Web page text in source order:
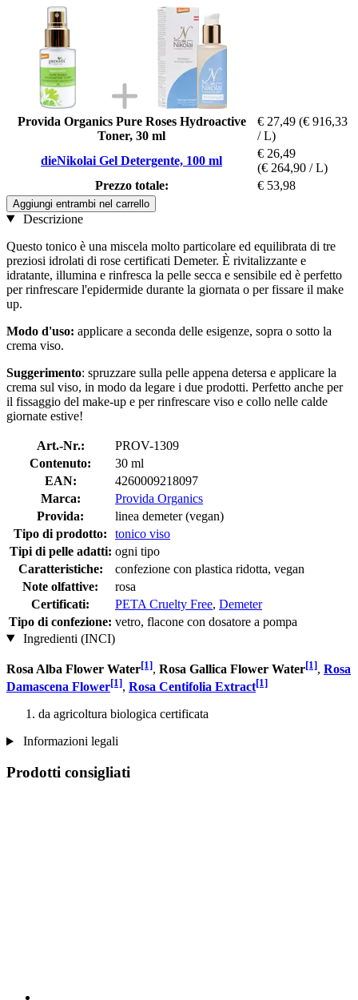
Provida Organics Pure Roses Hydroactive
Toner, 30 ml
€ 27,49 (€ 916,33
/ L)
dieNikolai Gel Detergente, 100 ml
€ 26,49
(€ 264,90 / L)
Prezzo totale:
€ 53,98
Aggiungi entrambi nel carrello
Descrizione
Questo tonico è una miscela molto particolare ed equilibrata di tre
preziosi idrolati di rose certificati Demeter. È rivitalizzante e
idratante, illumina e rinfresca la pelle secca e sensibile ed è perfetto
per rinfrescare l'epidermide durante la giornata o per fissare il make
up.
Modo d'uso: applicare a seconda delle esigenze, sopra o sotto la
crema viso.
Suggerimento: spruzzare sulla pelle appena detersa e applicare la
crema sul viso, in modo da legare i due prodotti. Perfetto anche per
il fissaggio del make-up e per rinfrescare viso e collo nelle calde
giornate estive!
Art.-Nr.:
PROV-1309
Contenuto:
30 ml
EAN:
4260009218097
Marca:
Provida Organics
Provida:
linea demeter (vegan)
Tipo di prodotto:
tonico viso
Tipi di pelle adatti: ogni tipo
Caratteristiche:
confezione con plastica ridotta, vegan
Note olfattive:
rosa
Certificati:
PETA Cruelty Free, Demeter
Tipo di confezione: vetro, flacone con dosatore a pompa
Ingredienti (INCI)
Rosa Alba Flower Water[1], Rosa Gallica Flower Water[1], Rosa
Damascena Flower[1], Rosa Centifolia Extract[1]
da agricoltura biologica certificata
Informazioni legali
Prodotti consigliati